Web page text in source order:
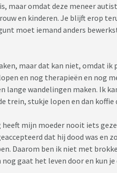
aandacht van papa
tafel. Onze zoon bleek vaak
zij hem pijn konden doen.
vriendjes toe te stappen. Maar
zoon ‘ons autistje’. Xonar
gaf vrij snel aan dat ze
laten vertellen wat het
hij heeft een nieuw leven en
niet voor elkaar, niet omdat hij
wat lastig was was dat zodra
Hij wil zelf niet geholpen worden,
maar omdat deze meneer
en kinderen. Je blijft erop
moet iemand anders
maar dat kan niet, omdat ik
en nog therapieën en nog
lange wandelingen maken. Ik
trein, stukje lopen en dan koffie
mijn moeder nooit iets
dat hij dood was en
Daarom ben ik niet met
gaat het leven door en kun je